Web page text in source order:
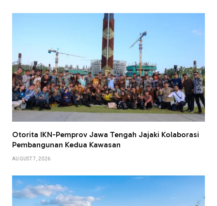
Otorita IKN-Pemprov Jawa Tengah Jajaki Kolaborasi
Pembangunan Kedua Kawasan
AUGUST 7, 2026